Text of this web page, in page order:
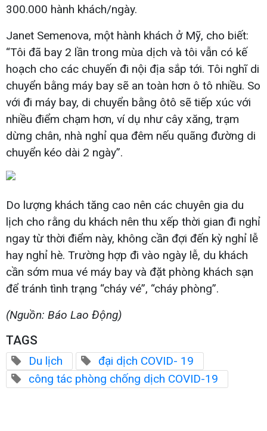
300.000 hành khách/ngày.
Janet Semenova, một hành khách ở Mỹ, cho biết:
“Tôi đã bay 2 lần trong mùa dịch và tôi vẫn có kế
hoạch cho các chuyến đi nội địa sắp tới. Tôi nghĩ di
chuyển bằng máy bay sẽ an toàn hơn ô tô nhiều. So
với đi máy bay, di chuyển bằng ôtô sẽ tiếp xúc với
nhiều điểm chạm hơn, ví dụ như cây xăng, trạm
dừng chân, nhà nghỉ qua đêm nếu quãng đường di
chuyển kéo dài 2 ngày”.
Do lượng khách tăng cao nên các chuyên gia du
lịch cho rằng du khách nên thu xếp thời gian đi nghỉ
ngay từ thời điểm này, không cần đợi đến kỳ nghỉ lễ
hay nghỉ hè. Trường hợp đi vào ngày lễ, du khách
cần sớm mua vé máy bay và đặt phòng khách sạn
để tránh tình trạng “cháy vé”, “cháy phòng”.
(Nguồn: Báo Lao Động)
TAGS
Du lịch
đại dịch COVID- 19
công tác phòng chống dịch COVID-19